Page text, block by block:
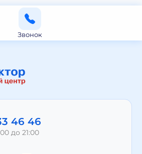
Звонок
46 46
до 21:00